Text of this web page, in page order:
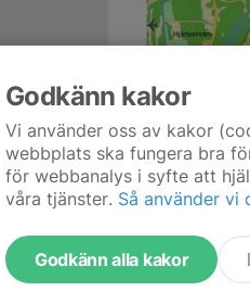
Hedens
Godkänn kakor
Vi använder oss av kakor
webbplats ska fungera bra
för webbanalys i syfte att
våra tjänster. Så använder vi
Godkänn alla kakor